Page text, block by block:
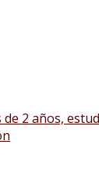
2 años,